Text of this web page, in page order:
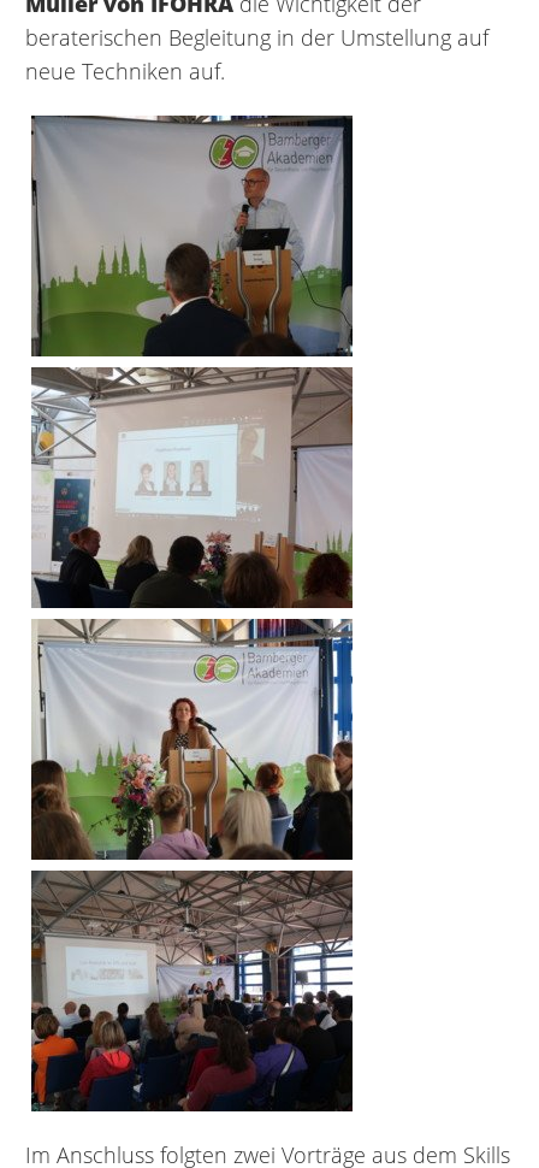
beraterischen Begleitung in der Umstellung auf
neue Techniken auf.
Im Anschluss folgten zwei Vorträge aus dem Skills